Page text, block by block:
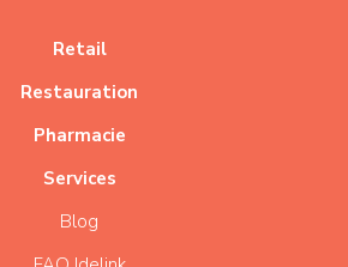
Retail
Restauration
Pharmacie
Services
Blog